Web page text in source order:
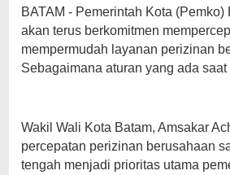
BATAM - Pemerintah Kota (Pemko)
akan terus berkomitmen
mempermudah layanan perizinan
Sebagaimana aturan yang ada saat
Wakil Wali Kota Batam, Amsakar
percepatan perizinan berusahaan
tengah menjadi prioritas utama